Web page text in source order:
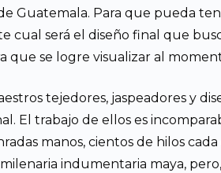
Guatemala. Para que pueda
cual será el diseño final que
que se logre visualizar al
tejedores, jaspeadores y
El trabajo de ellos es
manos, cientos de hilos
milenaria indumentaria maya,